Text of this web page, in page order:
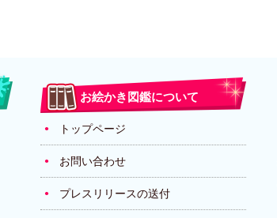
お絵かき図鑑について
トップページ
お問い合わせ
プレスリリースの送付